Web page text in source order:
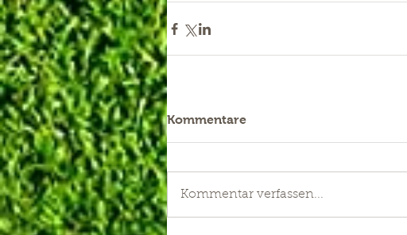
Kommentare
Kommentar verfassen...